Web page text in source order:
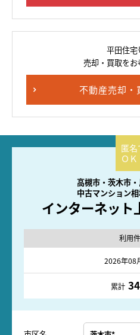
平田住宅
売却・買取を
不動産売却・
高槻市・茨木市
中古マンション
インターネット
利用
2026年08
累計